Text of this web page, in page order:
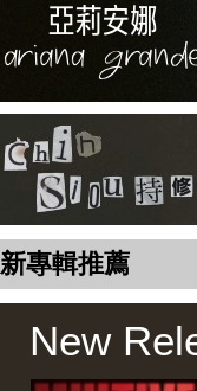
新專輯推薦
New